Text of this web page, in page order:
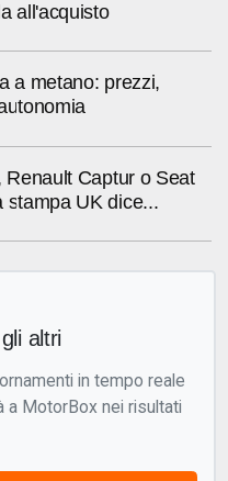
all'acquisto
a metano: prezzi,
Renault Captur o Seat
stampa UK dice...
altri
in tempo reale
a MotorBox nei risultati